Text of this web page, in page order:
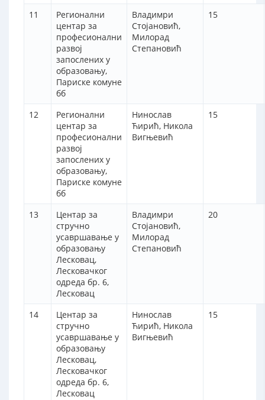
11
Регионални
центар за
професионални
развој
запослених у
образовању,
Париске комуне
бб
Владимри
Стојановић,
Милорад
Степановић
15
12
Регионални
центар за
професионални
развој
запослених у
образовању,
Париске комуне
бб
Нинослав
Ћирић, Никола
Вигњевић
15
13
Центар за
стручно
усавршавање у
образовању
Лесковац,
Лесковачког
одреда бр. 6,
Лесковац
Владимри
Стојановић,
Милорад
Степановић
20
14
Центар за
стручно
усавршавање у
образовању
Лесковац,
Лесковачког
одреда бр. 6,
Лесковац
Нинослав
Ћирић, Никола
Вигњевић
15